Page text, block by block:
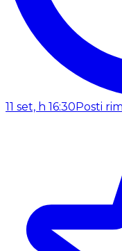
11 set, h 16:30 Posti